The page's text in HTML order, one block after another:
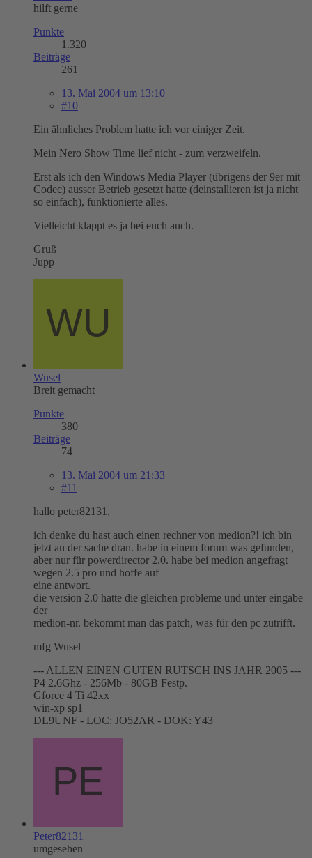
hilft gerne
Punkte
1.320
Beiträge
261
13. Mai 2004 um 13:10
#10
Ein ähnliches Problem hatte ich vor einiger Zeit.
Mein Nero Show Time lief nicht - zum verzweifeln.
Erst als ich den Windows Media Player (übrigens der 9er mit
Codec) ausser Betrieb gesetzt hatte (deinstallieren ist ja nicht
so einfach), funktionierte alles.
Vielleicht klappt es ja bei euch auch.
Gruß
Jupp
Wusel
Breit gemacht
Punkte
380
Beiträge
74
13. Mai 2004 um 21:33
#11
hallo peter82131,
ich denke du hast auch einen rechner von medion?! ich bin
jetzt an der sache dran. habe in einem forum was gefunden,
aber nur für powerdirector 2.0. habe bei medion angefragt
wegen 2.5 pro und hoffe auf
eine antwort.
die version 2.0 hatte die gleichen probleme und unter eingabe
der
medion-nr. bekommt man das patch, was für den pc zutrifft.
mfg Wusel
--- ALLEN EINEN GUTEN RUTSCH INS JAHR 2005 ---
P4 2.6Ghz - 256Mb - 80GB Festp.
Gforce 4 Ti 42xx
win-xp sp1
DL9UNF - LOC: JO52AR - DOK: Y43
Peter82131
umgesehen